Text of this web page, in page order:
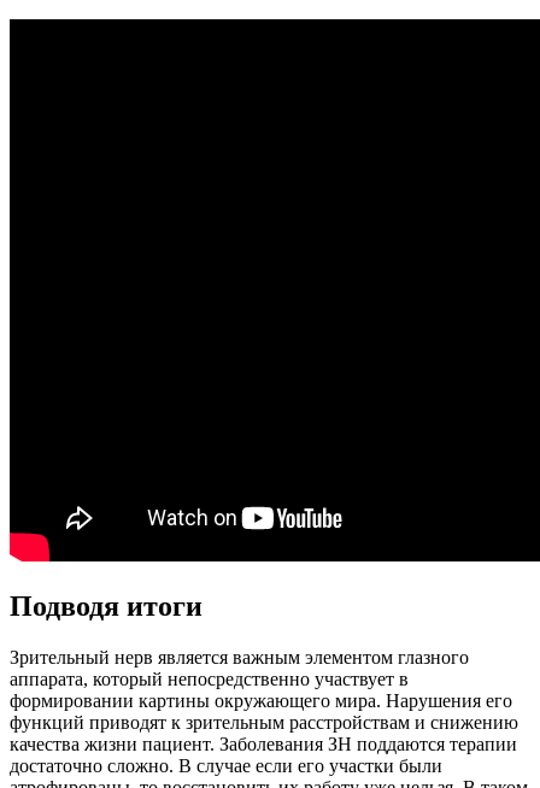
Подводя итоги
Зрительный нерв является важным элементом глазного
аппарата, который непосредственно участвует в
формировании картины окружающего мира. Нарушения его
функций приводят к зрительным расстройствам и снижению
качества жизни пациент. Заболевания ЗН поддаются терапии
достаточно сложно. В случае если его участки были